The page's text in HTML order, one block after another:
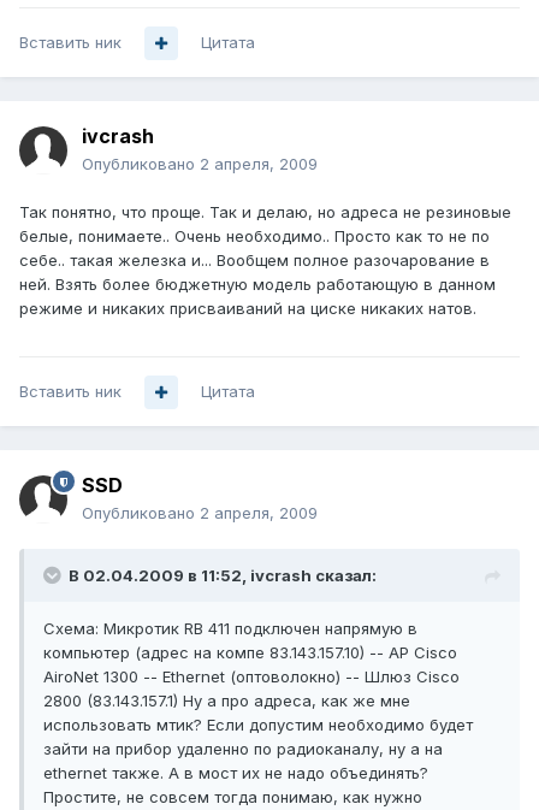
Вставить ник Цитата
ivcrash
Опубликовано 2 апреля, 2009
Так понятно, что проще. Так и делаю, но адреса не резиновые
белые, понимаете.. Очень необходимо.. Просто как то не по
себе.. такая железка и... Вообщем полное разочарование в
ней. Взять более бюджетную модель работающую в данном
режиме и никаких присваиваний на циске никаких натов.
Вставить ник Цитата
SSD
Опубликовано 2 апреля, 2009
В 02.04.2009 в 11:52, ivcrash сказал:
Схема: Микротик RB 411 подключен напрямую в
компьютер (адрес на компе 83.143.157.10) -- AP Cisco
AiroNet 1300 -- Ethernet (оптоволокно) -- Шлюз Cisco
2800 (83.143.157.1) Ну а про адреса, как же мне
использовать мтик? Если допустим необходимо будет
зайти на прибор удаленно по радиоканалу, ну а на
ethernet также. А в мост их не надо объединять?
Простите, не совсем тогда понимаю, как нужно